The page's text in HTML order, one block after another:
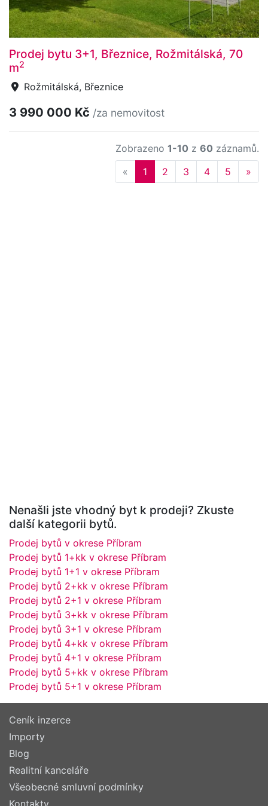
Prodej bytu 3+1, Březnice, Rožmitálská, 70
m2
Rožmitálská, Březnice
3 990 000 Kč /za nemovitost
Zobrazeno 1-10 z 60 záznamů.
« Previous
1 2 3 4 5 »
Nenašli jste vhodný byt k prodeji? Zkuste
další kategorii bytů.
Prodej bytů v okrese Příbram
Prodej bytů 1+kk v okrese Příbram
Prodej bytů 1+1 v okrese Příbram
Prodej bytů 2+kk v okrese Příbram
Prodej bytů 2+1 v okrese Příbram
Prodej bytů 3+kk v okrese Příbram
Prodej bytů 3+1 v okrese Příbram
Prodej bytů 4+kk v okrese Příbram
Prodej bytů 4+1 v okrese Příbram
Prodej bytů 5+kk v okrese Příbram
Prodej bytů 5+1 v okrese Příbram
Ceník inzerce
Importy
Blog
Realitní kanceláře
Všeobecné smluvní podmínky
Kontakty